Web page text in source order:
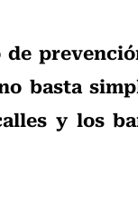
basta
y los